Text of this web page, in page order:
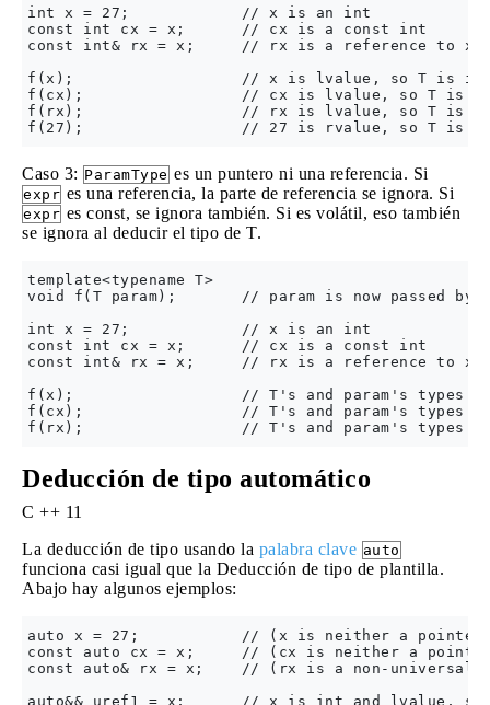
int x = 27;            // x is an int
const int cx = x;      // cx is a const int
const int& rx = x;     // rx is a reference to x
f(x);                  // x is lvalue, so T is int&,
f(cx);                 // cx is lvalue, so T is
f(rx);                 // rx is lvalue, so T is
Caso 3: ParamType es un puntero ni una referencia. Si
expr es una referencia, la parte de referencia se ignora. Si
expr es const, se ignora también. Si es volátil, eso también
se ignora al deducir el tipo de T.
template<typename T>
void f(T param);       // param is now passed by
int x = 27;            // x is an int
const int cx = x;      // cx is a const int
const int& rx = x;     // rx is a reference to x
f(x);                  // T's and param's types
f(cx);                 // T's and param's types
Deducción de tipo automático
C ++ 11
La deducción de tipo usando la palabra clave auto
funciona casi igual que la Deducción de tipo de plantilla.
Abajo hay algunos ejemplos:
auto x = 27;           // (x is neither a pointer
const auto cx = x;     // (cx is neither a
const auto& rx = x;    // (rx is a non-universal
auto&& uref1 = x;      // x is int and lvalue, so